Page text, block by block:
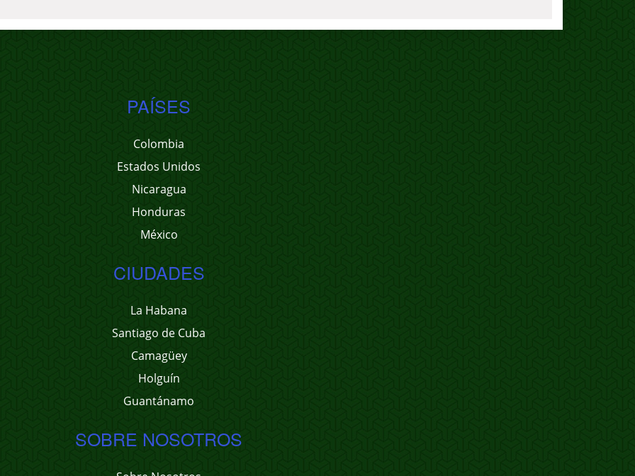
PAÍSES
Colombia
Estados Unidos
Nicaragua
Honduras
México
CIUDADES
La Habana
Santiago de Cuba
Camagüey
Holguín
Guantánamo
SOBRE NOSOTROS